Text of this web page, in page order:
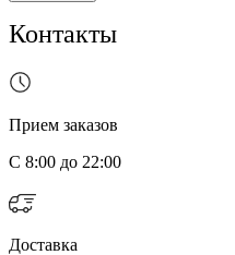
Контакты
Прием заказов
С 8:00 до 22:00
Доставка